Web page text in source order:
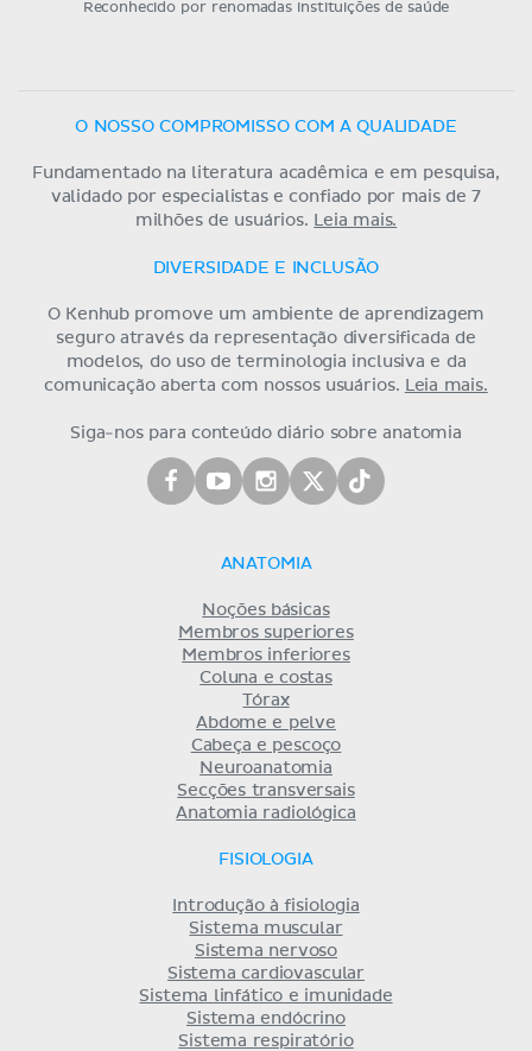
Reconhecido por renomadas instituições de saúde
O NOSSO COMPROMISSO COM A QUALIDADE
Fundamentado na literatura acadêmica e em pesquisa,
validado por especialistas e confiado por mais de 7
milhões de usuários. Leia mais.
DIVERSIDADE E INCLUSÃO
O Kenhub promove um ambiente de aprendizagem
seguro através da representação diversificada de
modelos, do uso de terminologia inclusiva e da
comunicação aberta com nossos usuários. Leia mais.
Siga-nos para conteúdo diário sobre anatomia
ANATOMIA
Noções básicas
Membros superiores
Membros inferiores
Coluna e costas
Tórax
Abdome e pelve
Cabeça e pescoço
Neuroanatomia
Secções transversais
Anatomia radiológica
FISIOLOGIA
Introdução à fisiologia
Sistema muscular
Sistema nervoso
Sistema cardiovascular
Sistema linfático e imunidade
Sistema endócrino
Sistema respiratório